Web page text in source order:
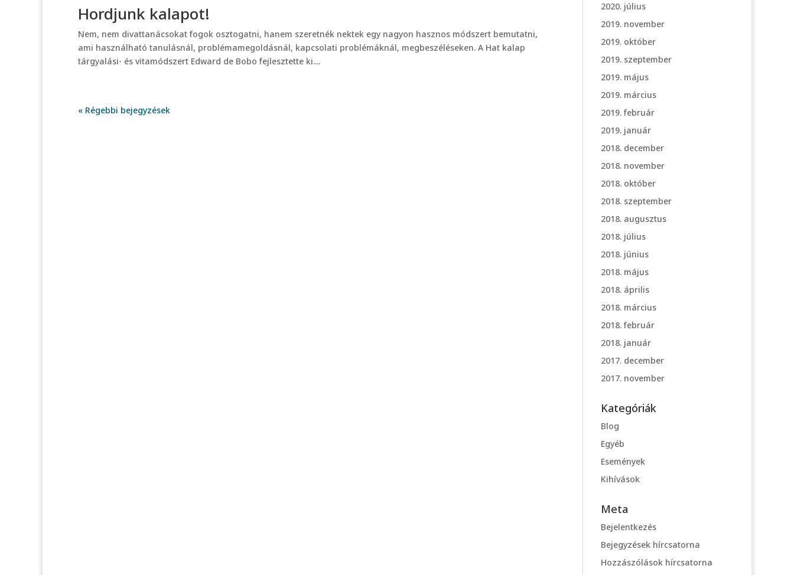
Hordjunk kalapot!
Nem, nem divattanácsokat fogok osztogatni, hanem szeretnék nektek egy nagyon hasznos módszert bemutatni,
ami használható tanulásnál, problémamegoldásnál, kapcsolati problémáknál, megbeszéléseken. A Hat kalap
tárgyalási- és vitamódszert Edward de Bobo fejlesztette ki....
« Régebbi bejegyzések
2020. július
2019. november
2019. október
2019. szeptember
2019. május
2019. március
2019. február
2019. január
2018. december
2018. november
2018. október
2018. szeptember
2018. augusztus
2018. július
2018. június
2018. május
2018. április
2018. március
2018. február
2018. január
2017. december
2017. november
Kategóriák
Blog
Egyéb
Események
Kihívások
Meta
Bejelentkezés
Bejegyzések hírcsatorna
Hozzászólások hírcsatorna